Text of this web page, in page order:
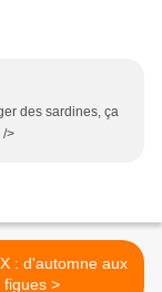
des sardines, ça
/>
: d'automne aux
figues >